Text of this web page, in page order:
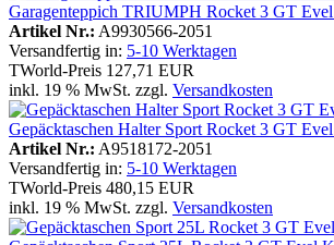
Garagenteppich TRIUMPH Rocket 3 GT
Artikel Nr.: A9930566-2051
Versandfertig in: 5-10 Werktagen
TWorld-Preis 127,71 EUR
inkl. 19 % MwSt. zzgl. Versandkosten
Gepäcktaschen Halter Sport Rocket 3 GT
Artikel Nr.: A9518172-2051
Versandfertig in: 5-10 Werktagen
TWorld-Preis 480,15 EUR
inkl. 19 % MwSt. zzgl. Versandkosten